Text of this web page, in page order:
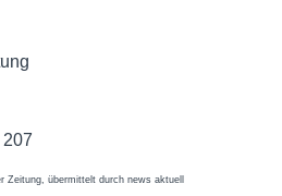
Zeitung, übermittelt durch news aktuell